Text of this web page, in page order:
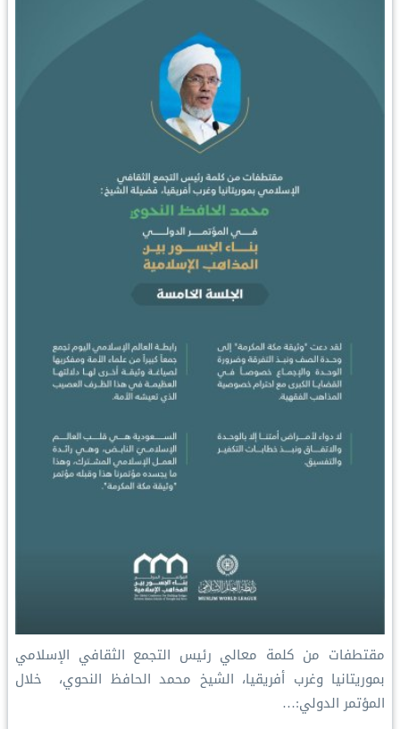
‏مقتطفات من كلمة معالي رئيس التجمع الثقافي الإسلامي
بموريتانيا وغرب أفريقيا، الشيخ محمد الحافظ النحوي، ‏ خلال
المؤتمر الدولي:…